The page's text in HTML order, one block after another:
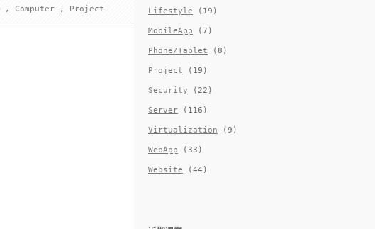
, Computer , Project Lifestyle (19)
MobileApp (7)
Phone/Tablet (8)
Project (19)
Security (22)
Server (116)
Virtualization (9)
WebApp (33)
Website (44)